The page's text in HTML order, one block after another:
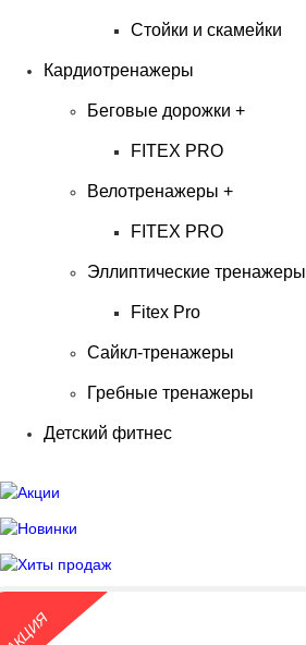
Стойки и скамейки
Кардиотренажеры
Беговые дорожки +
FITEX PRO
Велотренажеры +
FITEX PRO
Эллиптические тренажеры
Fitex Pro
Сайкл-тренажеры
Гребные тренажеры
Детский фитнес
АКЦИЯ